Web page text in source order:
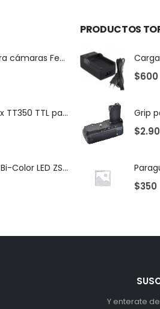
Monitor para cámaras Feellworld FW759
Flash Godox TT350 TTL para Nikon
Iluminador Bi-Color LED ZSYB 120B
PRODUCTOS
$600
$
$350
Y enterate